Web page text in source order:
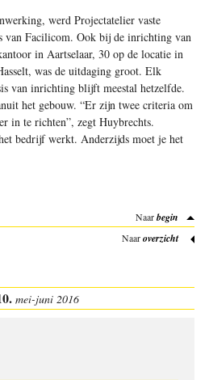
werd Projectatelier vaste
van Facilicom. Ook bij de inrichting van
in Aartselaar, 30 op de locatie in
was de uitdaging groot. Elk
van inrichting blijft meestal hetzelfde.
het gebouw. “Er zijn twee criteria om
in te richten”, zegt Huybrechts.
bedrijf werkt. Anderzijds moet je het
Naarbegin
Naaroverzicht
mei-juni 2016